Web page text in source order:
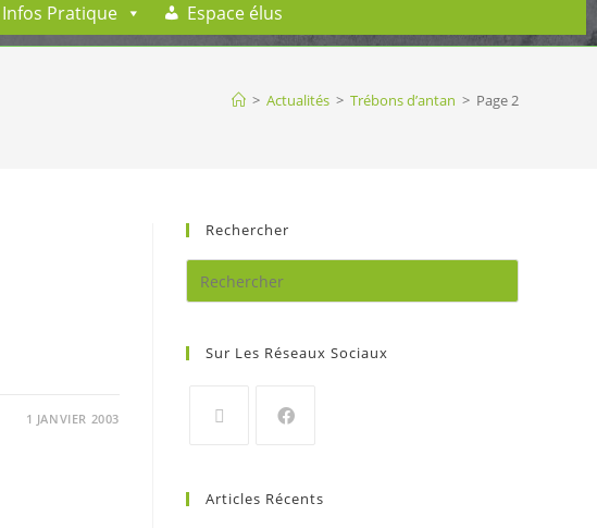
Infos Pratique Espace élus
> Actualités > Trébons d’antan > Page 2
1 JANVIER 2003
Rechercher
Sur Les Réseaux Sociaux
Articles Récents